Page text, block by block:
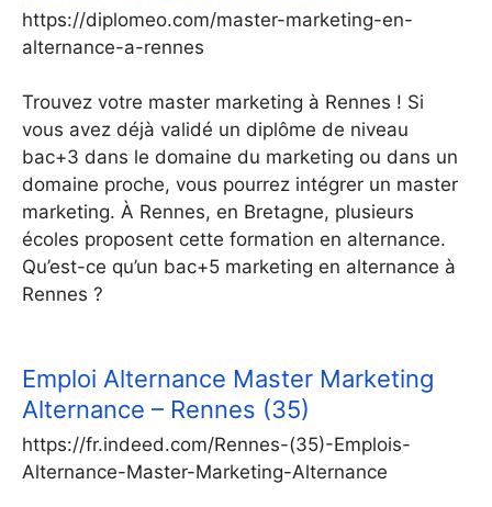
https://diplomeo.com/master-marketing-en-
alternance-a-rennes
Trouvez votre master marketing à Rennes ! Si
vous avez déjà validé un diplôme de niveau
bac+3 dans le domaine du marketing ou dans un
domaine proche, vous pourrez intégrer un master
marketing. À Rennes, en Bretagne, plusieurs
écoles proposent cette formation en alternance.
Qu’est-ce qu’un bac+5 marketing en alternance à
Rennes ?
Emploi Alternance Master Marketing
Alternance – Rennes (35)
https://fr.indeed.com/Rennes-(35)-Emplois-
Alternance-Master-Marketing-Alternance